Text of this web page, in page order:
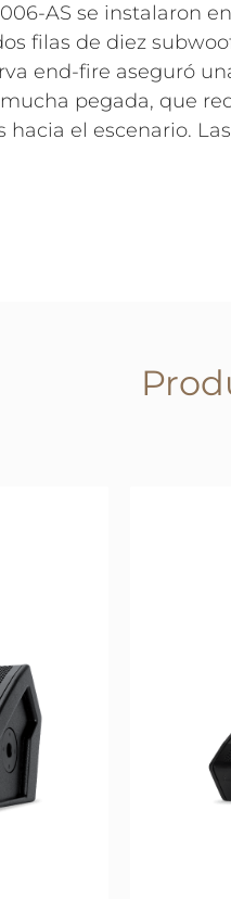
AS se instalaron
filas de diez
end-fire aseguró
pegada, que
hacia el escenario.